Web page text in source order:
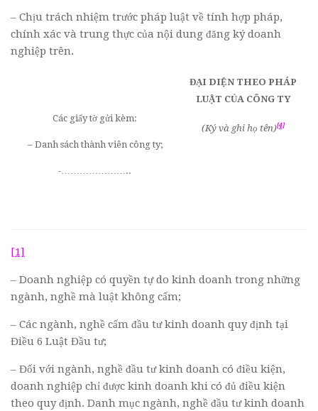
– Chịu trách nhiệm trước pháp luật về tính hợp pháp,
chính xác và trung thực của nội dung đăng ký doanh
nghiệp trên.
Các giấy tờ gửi kèm:
– Danh sách thành viên công ty;
-…………………..
ĐẠI DIỆN THEO PHÁP
LUẬT CỦA CÔNG TY
(Ký và ghi họ tên)[4]
[1]
– Doanh nghiệp có quyền tự do kinh doanh trong những
ngành, nghề mà luật không cấm;
– Các ngành, nghề cấm đầu tư kinh doanh quy định tại
Điều 6 Luật Đầu tư;
– Đối với ngành, nghề đầu tư kinh doanh có điều kiện,
doanh nghiệp chỉ được kinh doanh khi có đủ điều kiện
theo quy định. Danh mục ngành, nghề đầu tư kinh doanh